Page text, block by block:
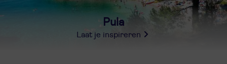
Pula
Laat je inspireren